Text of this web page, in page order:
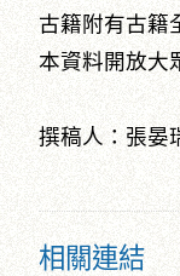
古籍附有古籍
本資料開放大
撰稿人：張晏
相關連結